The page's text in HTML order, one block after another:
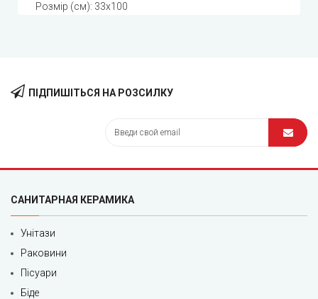
Розмір (см): 33x100
ПІДПИШІТЬСЯ НА РОЗСИЛКУ
САНИТАРНАЯ КЕРАМИКА
Унітази
Раковини
Пісуари
Біде